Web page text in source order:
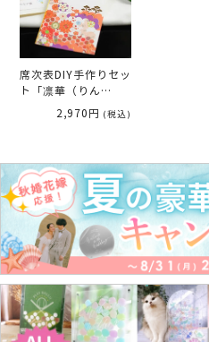
席次表DIY手作りセッ
ト「凛華（りん
か）」（10名様分）
2,970円 (税込)